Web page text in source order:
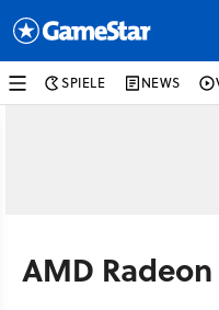
SPIELE NEWS
AMD Radeon